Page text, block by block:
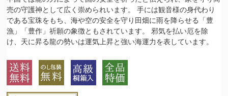
売の守護神として広く崇められいます。 手には観音様の身代わり
である宝珠をもち、海や空の安全を守り田畑に雨を降らせる「豊
漁」「豊作」祈願の象徴ともされています。 邪気を払い厄を除
け、天に昇る龍の勢いは運気上昇と強い海運力を表しています。